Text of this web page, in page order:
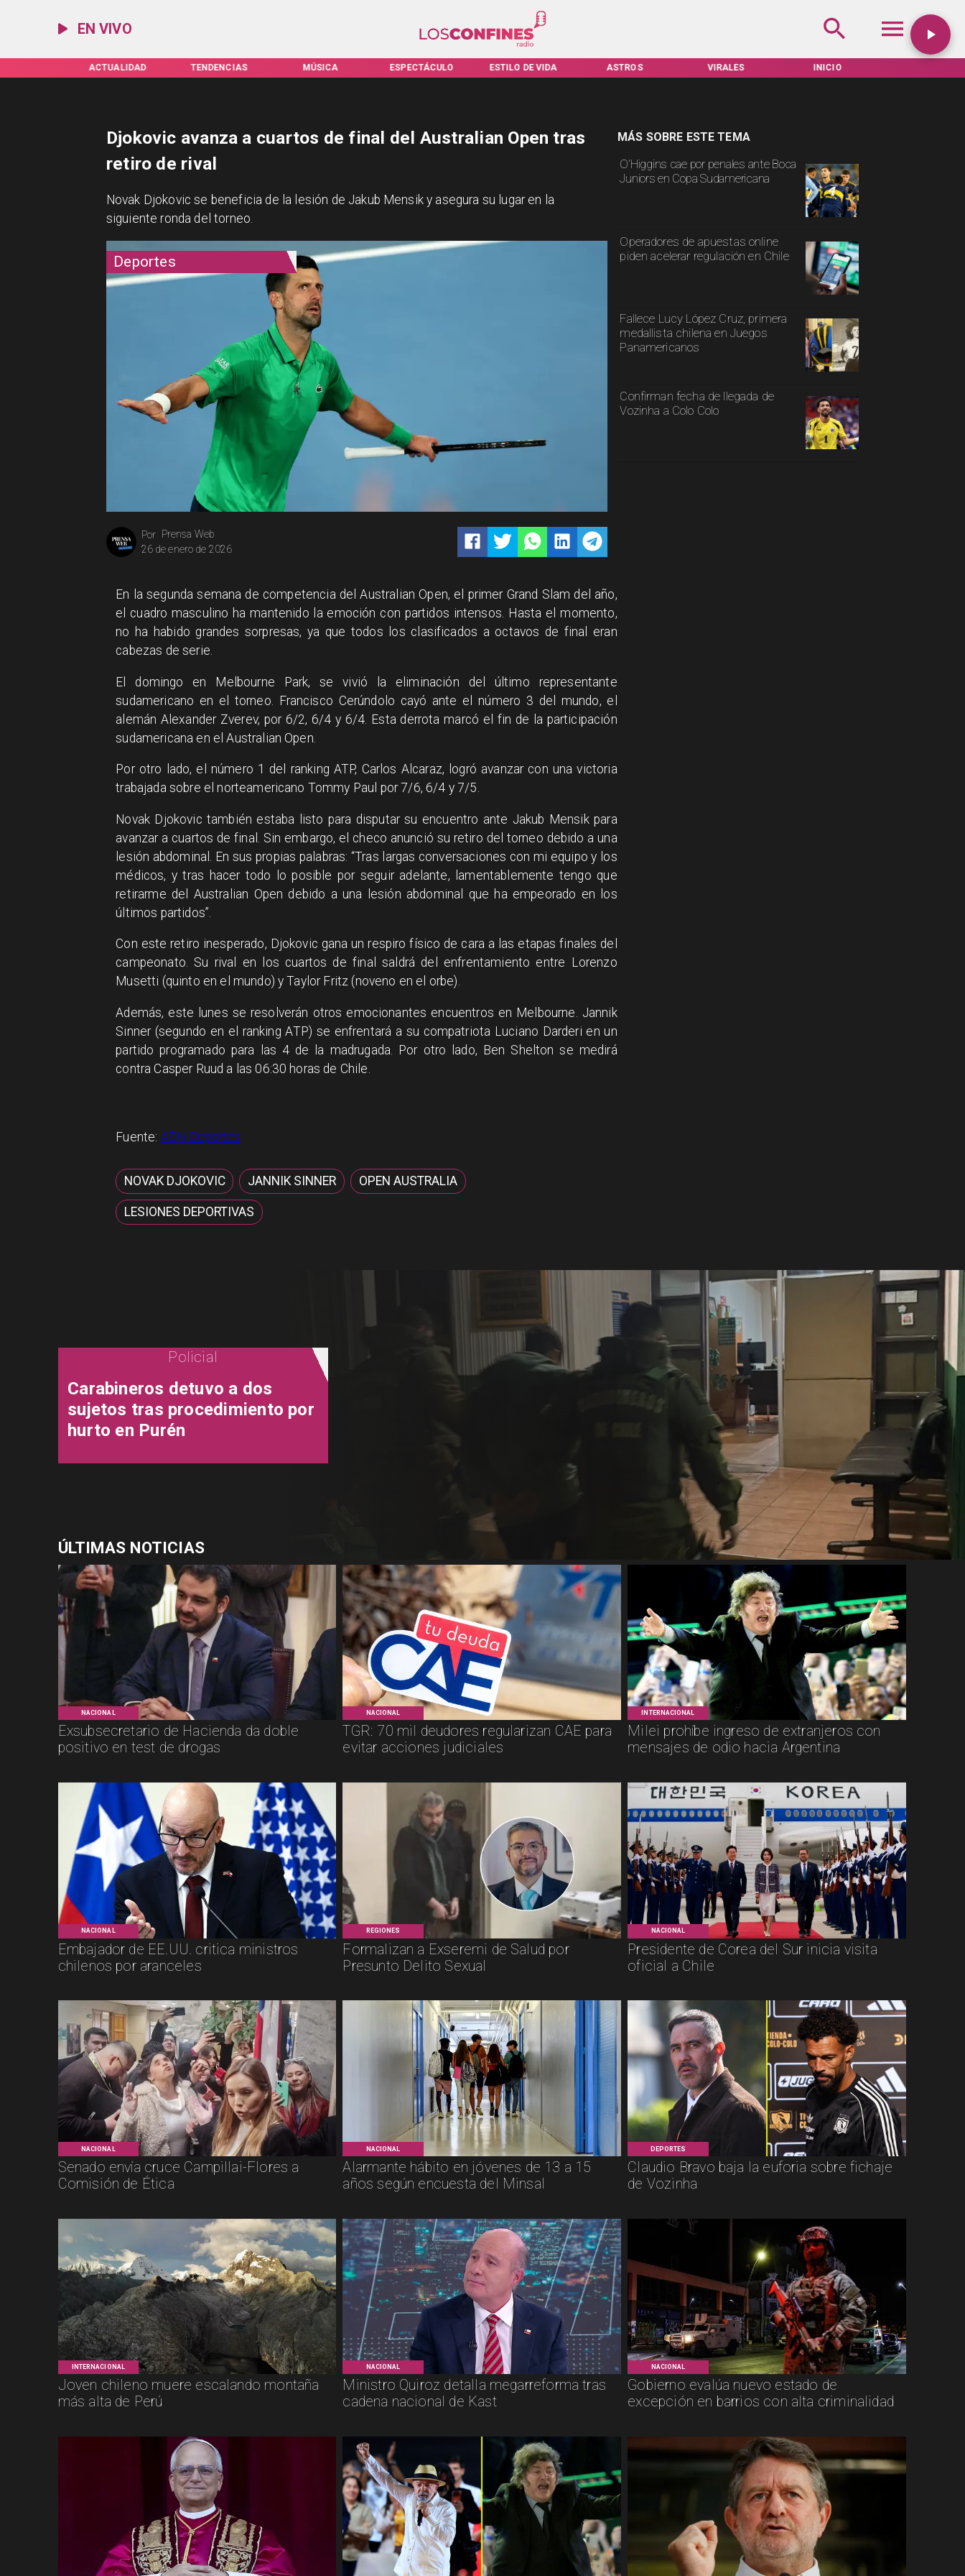
EN VIVO
ACTUALIDAD TENDENCIAS MÚSICA ESPECTÁCULO ESTILO DE VIDA ASTROS VIRALES INICIO
Deportes
Prensa Web
Por
26 de enero de 2026
O'Higgins cae por penales ante Boca
Juniors en Copa Sudamericana
Operadores de apuestas online
piden acelerar regulación en Chile
Fallece Lucy López Cruz, primera
medallista chilena en Juegos
Panamericanos
Confirman fecha de llegada de
Vozinha a Colo Colo
MÁS SOBRE ESTE TEMA
Djokovic avanza a cuartos de final del Australian Open tras
retiro de rival
Novak Djokovic se beneficia de la lesión de Jakub Mensik y asegura su lugar en la
siguiente ronda del torneo.
En la segunda semana de competencia del Australian Open, el primer Grand Slam del año,
el cuadro masculino ha mantenido la emoción con partidos intensos. Hasta el momento,
no ha habido grandes sorpresas, ya que todos los clasificados a octavos de final eran
cabezas de serie.
El domingo en Melbourne Park, se vivió la eliminación del último representante
sudamericano en el torneo. Francisco Cerúndolo cayó ante el número 3 del mundo, el
alemán Alexander Zverev, por 6/2, 6/4 y 6/4. Esta derrota marcó el fin de la participación
sudamericana en el Australian Open.
Por otro lado, el número 1 del ranking ATP, Carlos Alcaraz, logró avanzar con una victoria
trabajada sobre el norteamericano Tommy Paul por 7/6, 6/4 y 7/5.
Novak Djokovic también estaba listo para disputar su encuentro ante Jakub Mensik para
avanzar a cuartos de final. Sin embargo, el checo anunció su retiro del torneo debido a una
lesión abdominal. En sus propias palabras: “Tras largas conversaciones con mi equipo y los
médicos, y tras hacer todo lo posible por seguir adelante, lamentablemente tengo que
retirarme del Australian Open debido a una lesión abdominal que ha empeorado en los
últimos partidos”.
Con este retiro inesperado, Djokovic gana un respiro físico de cara a las etapas finales del
campeonato. Su rival en los cuartos de final saldrá del enfrentamiento entre Lorenzo
Musetti (quinto en el mundo) y Taylor Fritz (noveno en el orbe).
Además, este lunes se resolverán otros emocionantes encuentros en Melbourne. Jannik
Sinner (segundo en el ranking ATP) se enfrentará a su compatriota Luciano Darderi en un
partido programado para las 4 de la madrugada. Por otro lado, Ben Shelton se medirá
contra Casper Ruud a las 06:30 horas de Chile.
Fuente: ADN Deportes
NOVAK DJOKOVIC JANNIK SINNER OPEN AUSTRALIA
LESIONES DEPORTIVAS
NACIONAL
Exsubsecretario de Hacienda da doble
positivo en test de drogas
NACIONAL
TGR: 70 mil deudores regularizan CAE para
evitar acciones judiciales
INTERNACIONAL
Milei prohíbe ingreso de extranjeros con
mensajes de odio hacia Argentina
NACIONAL
Embajador de EE.UU. critica ministros
chilenos por aranceles
REGIONES
Formalizan a Exseremi de Salud por
Presunto Delito Sexual
NACIONAL
Presidente de Corea del Sur inicia visita
oficial a Chile
NACIONAL
Senado envía cruce Campillai-Flores a
Comisión de Ética
NACIONAL
Alarmante hábito en jóvenes de 13 a 15
años según encuesta del Minsal
DEPORTES
Claudio Bravo baja la euforia sobre fichaje
de Vozinha
INTERNACIONAL
Joven chileno muere escalando montaña
más alta de Perú
NACIONAL
Ministro Quiroz detalla megarreforma tras
cadena nacional de Kast
NACIONAL
Gobierno evalúa nuevo estado de
excepción en barrios con alta criminalidad
Policial
Carabineros detuvo a dos
sujetos tras procedimiento por
hurto en Purén
ÚLTIMAS NOTICIAS